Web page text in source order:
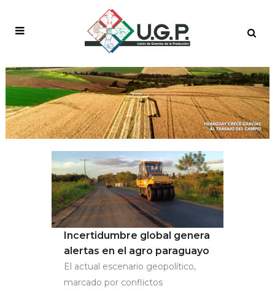
AUTHOR: USERUGP
Incertidumbre global genera
alertas en el agro paraguayo
El actual escenario geopolítico,
marcado por conflictos